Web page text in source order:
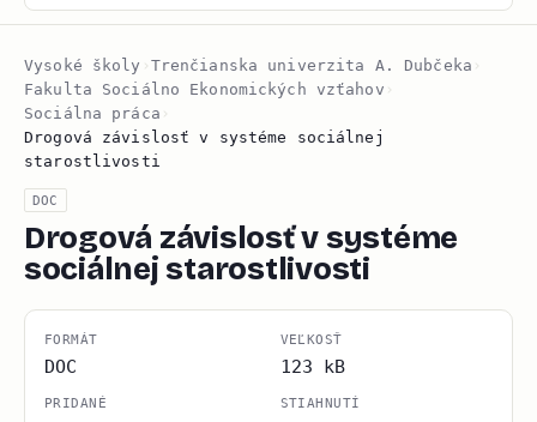
Vysoké školy › Trenčianska univerzita A. Dubčeka ›
Fakulta Sociálno Ekonomických vzťahov ›
Sociálna práca ›
Drogová závislosť v systéme sociálnej
starostlivosti
DOC
Drogová závislosť v systéme
sociálnej starostlivosti
FORMÁT
DOC
VEĽKOSŤ
123 kB
PRIDANÉ STIAHNUTÍ